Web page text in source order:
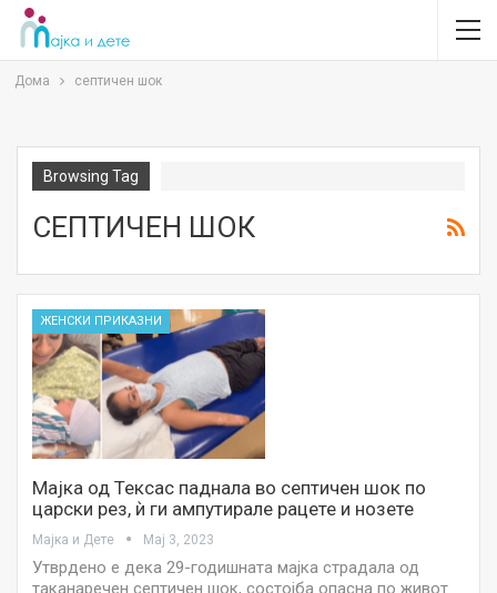
Дома септичен шок
Browsing Tag
СЕПТИЧЕН ШОК
ЖЕНСКИ ПРИКАЗНИ
Мајка од Тексас паднала во септичен шок по
царски рез, ѝ ги ампутирале рацете и нозете
Мајка и Дете Мај 3, 2023
Утврдено е дека 29-годишната мајка страдала од
таканаречен септичен шок, состојба опасна по живот